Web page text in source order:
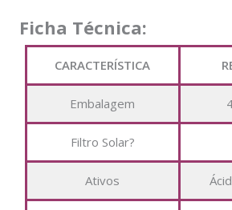
Ficha Técnica:
CARACTERÍSTICA
Embalagem
Filtro Solar?
Ativos